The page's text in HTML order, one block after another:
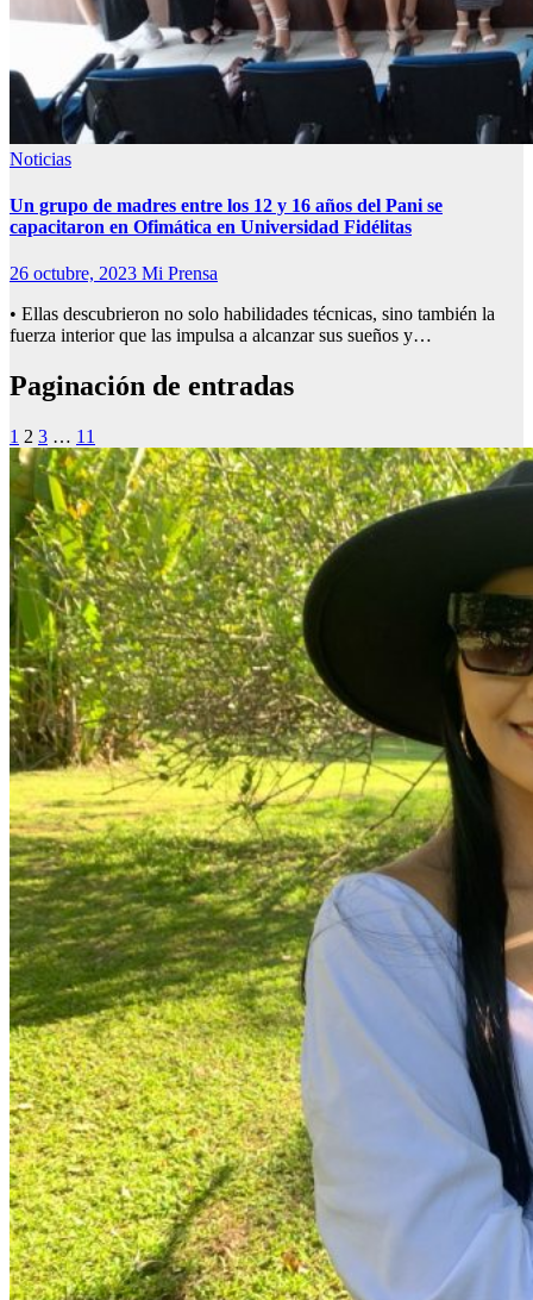
Noticias
Un grupo de madres entre los 12 y 16 años del Pani se
capacitaron en Ofimática en Universidad Fidélitas
26 octubre, 2023 Mi Prensa
• Ellas descubrieron no solo habilidades técnicas, sino también la
fuerza interior que las impulsa a alcanzar sus sueños y…
Paginación de entradas
1 2 3 … 11